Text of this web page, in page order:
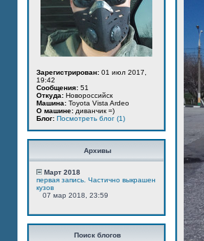
Зарегистрирован: 01 июл 2017,
19:42
Сообщения: 51
Откуда: Новороссийск
Машина: Toyota Vista Ardeo
О машине: диванчик =)
Блог: Посмотреть блог (1)
Архивы
Март 2018
первая запись. Частично выкрашен
кузов
07 мар 2018, 23:59
Поиск блогов